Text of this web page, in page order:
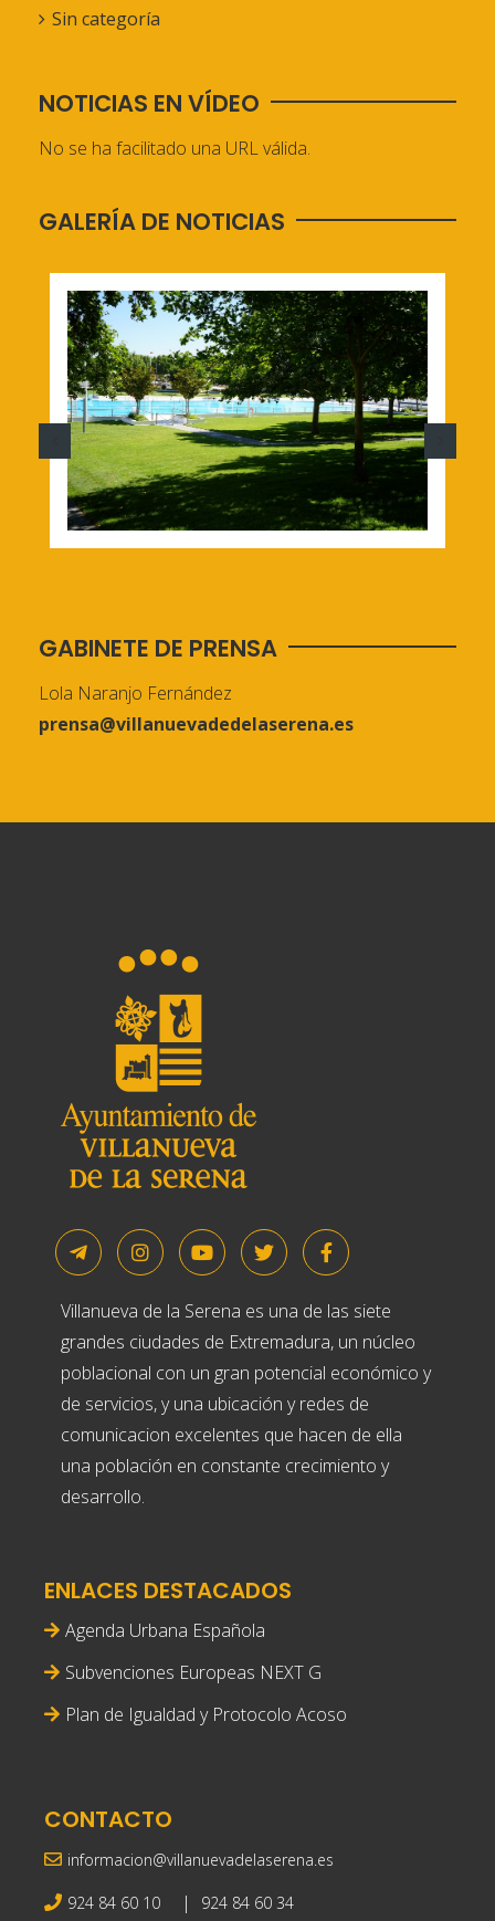
Sin categoría
NOTICIAS EN VÍDEO
No se ha facilitado una URL válida.
GALERÍA DE NOTICIAS
GABINETE DE PRENSA
Lola Naranjo Fernández
prensa@villanuevadedelaserena.es
Villanueva de la Serena es una de las siete
grandes ciudades de Extremadura, un núcleo
poblacional con un gran potencial económico y
de servicios, y una ubicación y redes de
comunicacion excelentes que hacen de ella
una población en constante crecimiento y
desarrollo.
ENLACES DESTACADOS
Agenda Urbana Española
Subvenciones Europeas NEXT G
Plan de Igualdad y Protocolo Acoso
CONTACTO
informacion@villanuevadelaserena.es
924 84 60 10 | 924 84 60 34